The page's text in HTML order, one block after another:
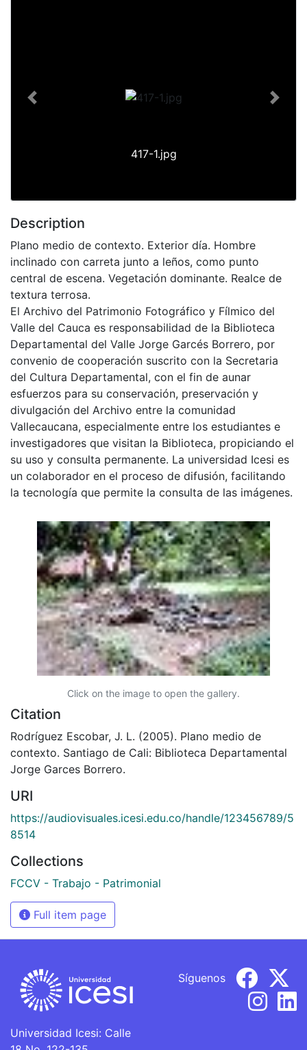
417-1.jpg
Previous Next
Description
Plano medio de contexto. Exterior día. Hombre
inclinado con carreta junto a leños, como punto
central de escena. Vegetación dominante. Realce de
textura terrosa.
El Archivo del Patrimonio Fotográfico y Fílmico del
Valle del Cauca es responsabilidad de la Biblioteca
Departamental del Valle Jorge Garcés Borrero, por
convenio de cooperación suscrito con la Secretaria
del Cultura Departamental, con el fin de aunar
esfuerzos para su conservación, preservación y
divulgación del Archivo entre la comunidad
Vallecaucana, especialmente entre los estudiantes e
investigadores que visitan la Biblioteca, propiciando el
su uso y consulta permanente. La universidad Icesi es
un colaborador en el proceso de difusión, facilitando
la tecnología que permite la consulta de las imágenes.
Click on the image to open the gallery.
Citation
Rodríguez Escobar, J. L. (2005). Plano medio de
contexto. Santiago de Cali: Biblioteca Departamental
Jorge Garces Borrero.
URI
https://audiovisuales.icesi.edu.co/handle/123456789/5
8514
Collections
FCCV - Trabajo - Patrimonial
Full item page
Universidad Icesi: Calle
Síguenos